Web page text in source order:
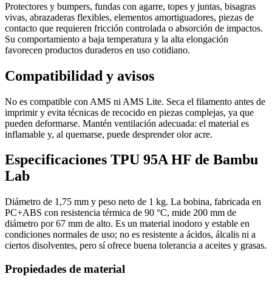
Protectores y bumpers, fundas con agarre, topes y juntas, bisagras
vivas, abrazaderas flexibles, elementos amortiguadores, piezas de
contacto que requieren fricción controlada o absorción de impactos.
Su comportamiento a baja temperatura y la alta elongación
favorecen productos duraderos en uso cotidiano.
Compatibilidad y avisos
No es compatible con AMS ni AMS Lite. Seca el filamento antes de
imprimir y evita técnicas de recocido en piezas complejas, ya que
pueden deformarse. Mantén ventilación adecuada: el material es
inflamable y, al quemarse, puede desprender olor acre.
Especificaciones TPU 95A HF de Bambu
Lab
Diámetro de 1,75 mm y peso neto de 1 kg. La bobina, fabricada en
PC+ABS con resistencia térmica de 90 °C, mide 200 mm de
diámetro por 67 mm de alto. Es un material inodoro y estable en
condiciones normales de uso; no es resistente a ácidos, álcalis ni a
ciertos disolventes, pero sí ofrece buena tolerancia a aceites y grasas.
Propiedades de material